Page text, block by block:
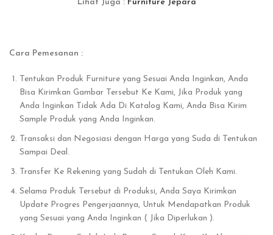
Lihat Juga : Furniture Jepara
Cara Pemesanan :
Tentukan Produk Furniture yang Sesuai Anda Inginkan, Anda
Bisa Kirimkan Gambar Tersebut Ke Kami, Jika Produk yang
Anda Inginkan Tidak Ada Di Katalog Kami, Anda Bisa Kirim
Sample Produk yang Anda Inginkan.
Transaksi dan Negosiasi dengan Harga yang Suda di Tentukan
Sampai Deal.
Transfer Ke Rekening yang Sudah di Tentukan Oleh Kami.
Selama Produk Tersebut di Produksi, Anda Saya Kirimkan
Update Progres Pengerjaannya, Untuk Mendapatkan Produk
yang Sesuai yang Anda Inginkan ( Jika Diperlukan ).